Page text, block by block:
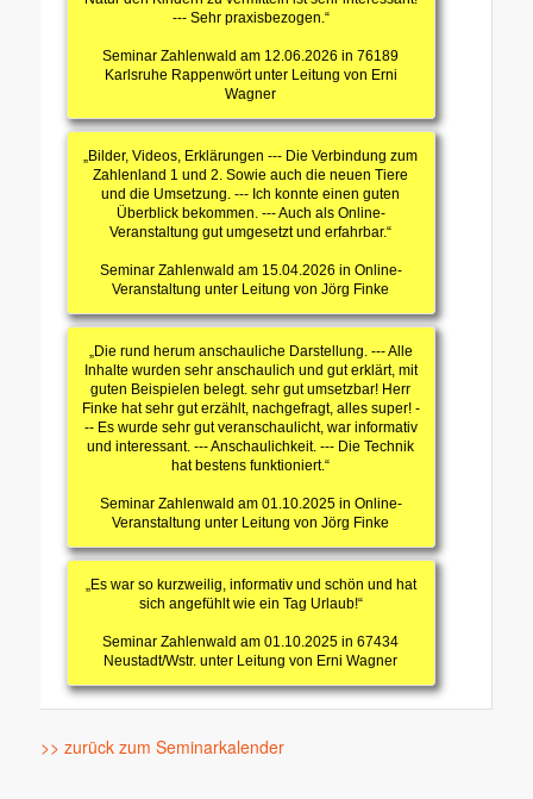
--- Sehr praxisbezogen.“
Seminar Zahlenwald am 12.06.2026 in 76189
Karlsruhe Rappenwört unter Leitung von Erni
Wagner
„Bilder, Videos, Erklärungen --- Die Verbindung zum
Zahlenland 1 und 2. Sowie auch die neuen Tiere
und die Umsetzung. --- Ich konnte einen guten
Überblick bekommen. --- Auch als Online-
Veranstaltung gut umgesetzt und erfahrbar.“
Seminar Zahlenwald am 15.04.2026 in Online-
Veranstaltung unter Leitung von Jörg Finke
„Die rund herum anschauliche Darstellung. --- Alle
Inhalte wurden sehr anschaulich und gut erklärt, mit
guten Beispielen belegt. sehr gut umsetzbar! Herr
Finke hat sehr gut erzählt, nachgefragt, alles super! -
-- Es wurde sehr gut veranschaulicht, war informativ
und interessant. --- Anschaulichkeit. --- Die Technik
hat bestens funktioniert.“
Seminar Zahlenwald am 01.10.2025 in Online-
Veranstaltung unter Leitung von Jörg Finke
„Es war so kurzweilig, informativ und schön und hat
sich angefühlt wie ein Tag Urlaub!“
Seminar Zahlenwald am 01.10.2025 in 67434
Neustadt/Wstr. unter Leitung von Erni Wagner
>> zurück zum Seminarkalender